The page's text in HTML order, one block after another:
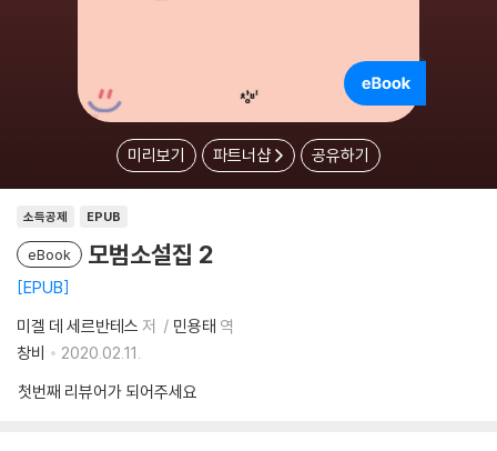
미리보기 파트너샵 공유하기
소득공제 EPUB
eBook 모범소설집 2
EPUB
미겔 데 세르반테스 저 민용태 역
창비
2020.02.11.
첫번째 리뷰어가 되어주세요